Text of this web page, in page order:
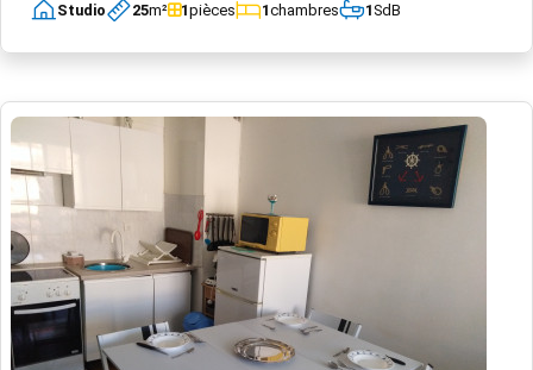
Studio 25m² 1pièces 1chambres 1SdB